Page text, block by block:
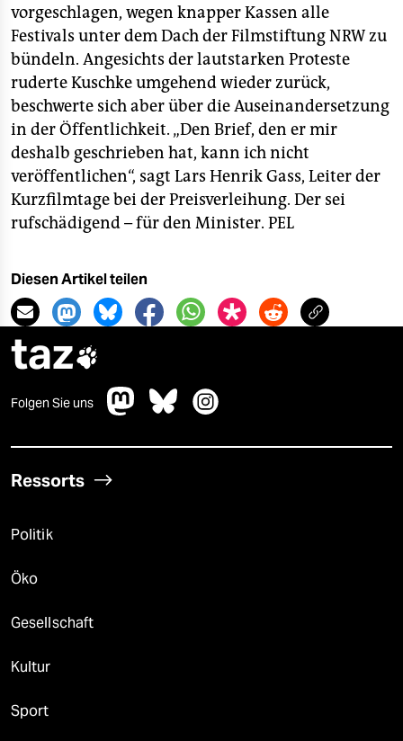
vorgeschlagen, wegen knapper Kassen alle
Festivals unter dem Dach der Filmstiftung NRW zu
bündeln. Angesichts der lautstarken Proteste
ruderte Kuschke umgehend wieder zurück,
beschwerte sich aber über die Auseinandersetzung
in der Öffentlichkeit. „Den Brief, den er mir
deshalb geschrieben hat, kann ich nicht
veröffentlichen“, sagt Lars Henrik Gass, Leiter der
Kurzfilmtage bei der Preisverleihung. Der sei
rufschädigend – für den Minister. PEL
Diesen Artikel teilen
taz
Folgen Sie uns
Ressorts
Politik
Öko
Gesellschaft
Kultur
Sport